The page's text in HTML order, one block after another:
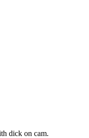
dick on cam.